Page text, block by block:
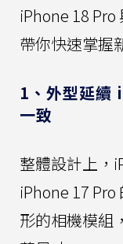
iPhone 18 Pro
帶你快速掌握
1、外型延
一致
整體設計上，
iPhone 17
形的相機模組